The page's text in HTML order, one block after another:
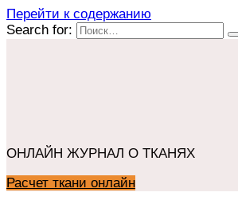
Перейти к содержанию
Search for:
ОНЛАЙН ЖУРНАЛ О ТКАНЯХ
Расчет ткани онлайн